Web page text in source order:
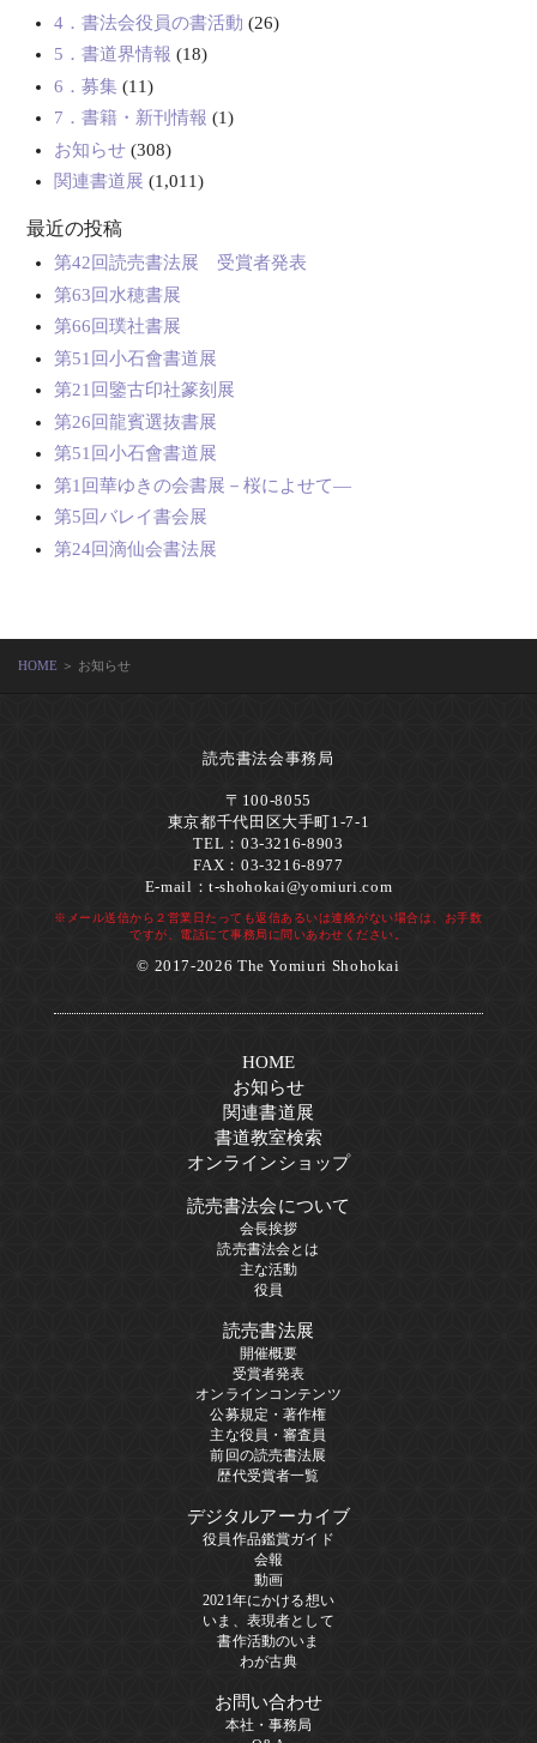
4．書法会役員の書活動 (26)
5．書道界情報 (18)
6．募集(11)
7．書籍・新刊情報 (1)
お知らせ(308)
関連書道展 (1,011)
最近の投稿
第42回読売書法展 受賞者発表
第63回水穂書展
第66回璞社書展
第51回小石會書道展
第21回鑒古印社篆刻展
第26回龍賓選抜書展
第51回小石會書道展
第1回華ゆきの会書展－桜によせて―
第5回バレイ書会展
第24回滴仙会書法展
HOME ＞ お知らせ
読売書法会事務局
〒100-8055
東京都千代田区大手町1-7-1
TEL：03-3216-8903
FAX：03-3216-8977
E-mail：t-shohokai@yomiuri.com
※メール送信から２営業日たっても返信あるいは連絡がない場合は、お手数
ですが、電話にて事務局に問いあわせください。
© 2017-2026 The Yomiuri Shohokai
HOME
お知らせ
関連書道展
書道教室検索
オンラインショップ
読売書法会について
会長挨拶
読売書法会とは
主な活動
役員
読売書法展
開催概要
受賞者発表
オンラインコンテンツ
公募規定・著作権
主な役員・審査員
前回の読売書法展
歴代受賞者一覧
デジタルアーカイブ
役員作品鑑賞ガイド
会報
動画
2021年にかける想い
いま、表現者として
書作活動のいま
わが古典
お問い合わせ
本社・事務局